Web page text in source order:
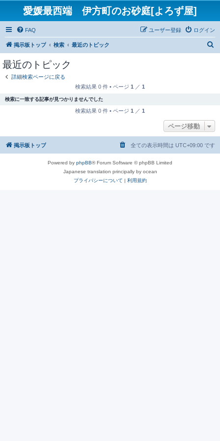
愛媛最西端 伊方町のお砂庭[よろず屋]
FAQ ログイン
ユーザー登録
掲示板トップ 検索 最近のトピック
最近のトピック
詳細検索ページに戻る
検索結果 0 件 • ページ 1 ／ 1
検索に一致する記事が見つかりませんでした
検索結果 0 件 • ページ 1 ／ 1
ページ移動
掲示板トップ 全ての表示時間は UTC+09:00 です
Powered by phpBB® Forum Software © phpBB Limited
Japanese translation principally by ocean
プライバシーについて | 利用規約